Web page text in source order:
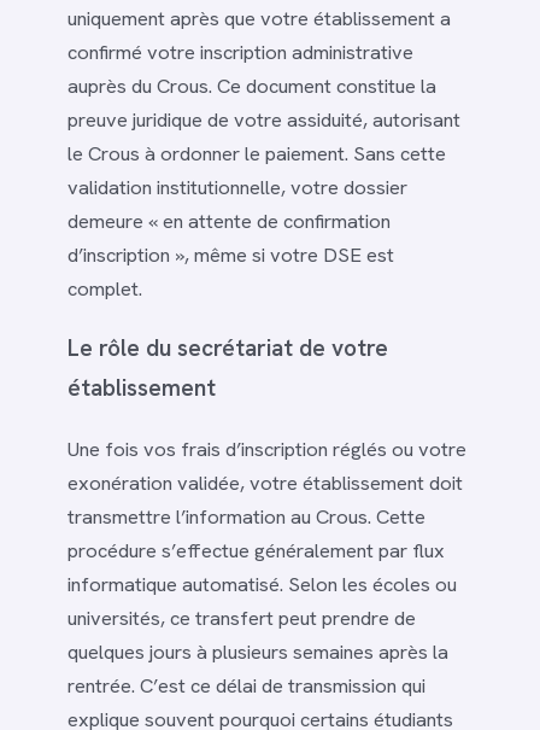
uniquement après que votre établissement a
confirmé votre inscription administrative
auprès du Crous. Ce document constitue la
preuve juridique de votre assiduité, autorisant
le Crous à ordonner le paiement. Sans cette
validation institutionnelle, votre dossier
demeure « en attente de confirmation
d’inscription », même si votre DSE est
complet.
Le rôle du secrétariat de votre
établissement
Une fois vos frais d’inscription réglés ou votre
exonération validée, votre établissement doit
transmettre l’information au Crous. Cette
procédure s’effectue généralement par flux
informatique automatisé. Selon les écoles ou
universités, ce transfert peut prendre de
quelques jours à plusieurs semaines après la
rentrée. C’est ce délai de transmission qui
explique souvent pourquoi certains étudiants